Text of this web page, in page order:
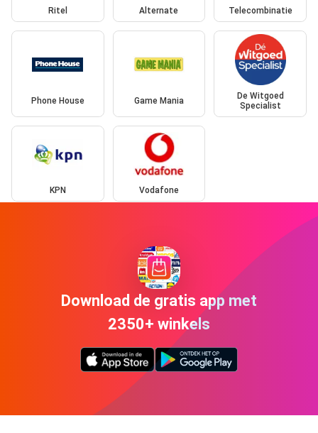
Ritel Alternate Telecombinatie
Phone House Game Mania
De Witgoed
Specialist
KPN Vodafone
Download de gratis app met
2350+ winkels